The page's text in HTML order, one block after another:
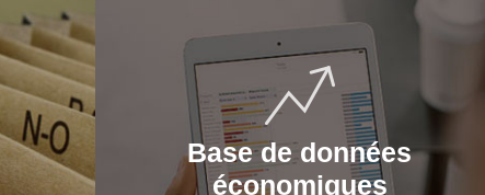
Base de données
économiques